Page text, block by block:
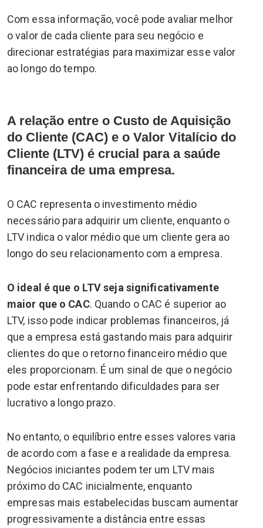
Com essa informação, você pode avaliar melhor
o valor de cada cliente para seu negócio e
direcionar estratégias para maximizar esse valor
ao longo do tempo.
A relação entre o Custo de Aquisição
do Cliente (CAC) e o Valor Vitalício do
Cliente (LTV) é crucial para a saúde
financeira de uma empresa.
O CAC representa o investimento médio
necessário para adquirir um cliente, enquanto o
LTV indica o valor médio que um cliente gera ao
longo do seu relacionamento com a empresa.
O ideal é que o LTV seja significativamente
maior que o CAC. Quando o CAC é superior ao
LTV, isso pode indicar problemas financeiros, já
que a empresa está gastando mais para adquirir
clientes do que o retorno financeiro médio que
eles proporcionam. É um sinal de que o negócio
pode estar enfrentando dificuldades para ser
lucrativo a longo prazo.
No entanto, o equilíbrio entre esses valores varia
de acordo com a fase e a realidade da empresa.
Negócios iniciantes podem ter um LTV mais
próximo do CAC inicialmente, enquanto
empresas mais estabelecidas buscam aumentar
progressivamente a distância entre essas